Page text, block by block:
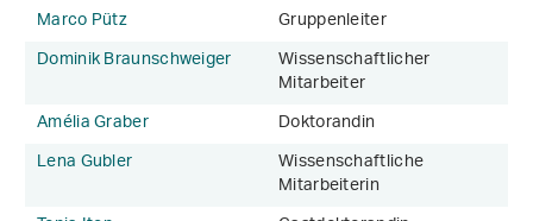
Marco Pütz
Gruppenleiter
Dominik Braunschweiger
Wissenschaftlicher
Mitarbeiter
Amélia Graber
Doktorandin
Lena Gubler
Wissenschaftliche
Mitarbeiterin